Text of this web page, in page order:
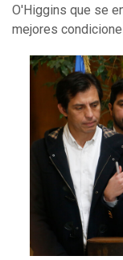
O'Higgins que se
mejores